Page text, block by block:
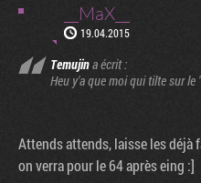
__MaX__
19.04.2015
Temujina écrit :
Heu y'a que moi qui tilte sur
Attends attends, laisse les déjà
on verra pour le 64 après eing :]